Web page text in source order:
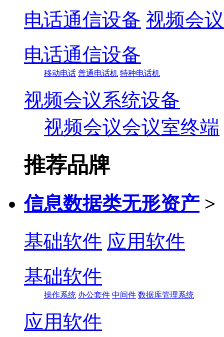
电话通信设备 视频会
电话通信设备
移动电话 普通电话机 特种电话机
视频会议系统设备
视频会议会议室终端
推荐品牌
信息数据类无形资产 >
基础软件 应用软件
基础软件
操作系统 办公套件 中间件 数据库管理系统
应用软件